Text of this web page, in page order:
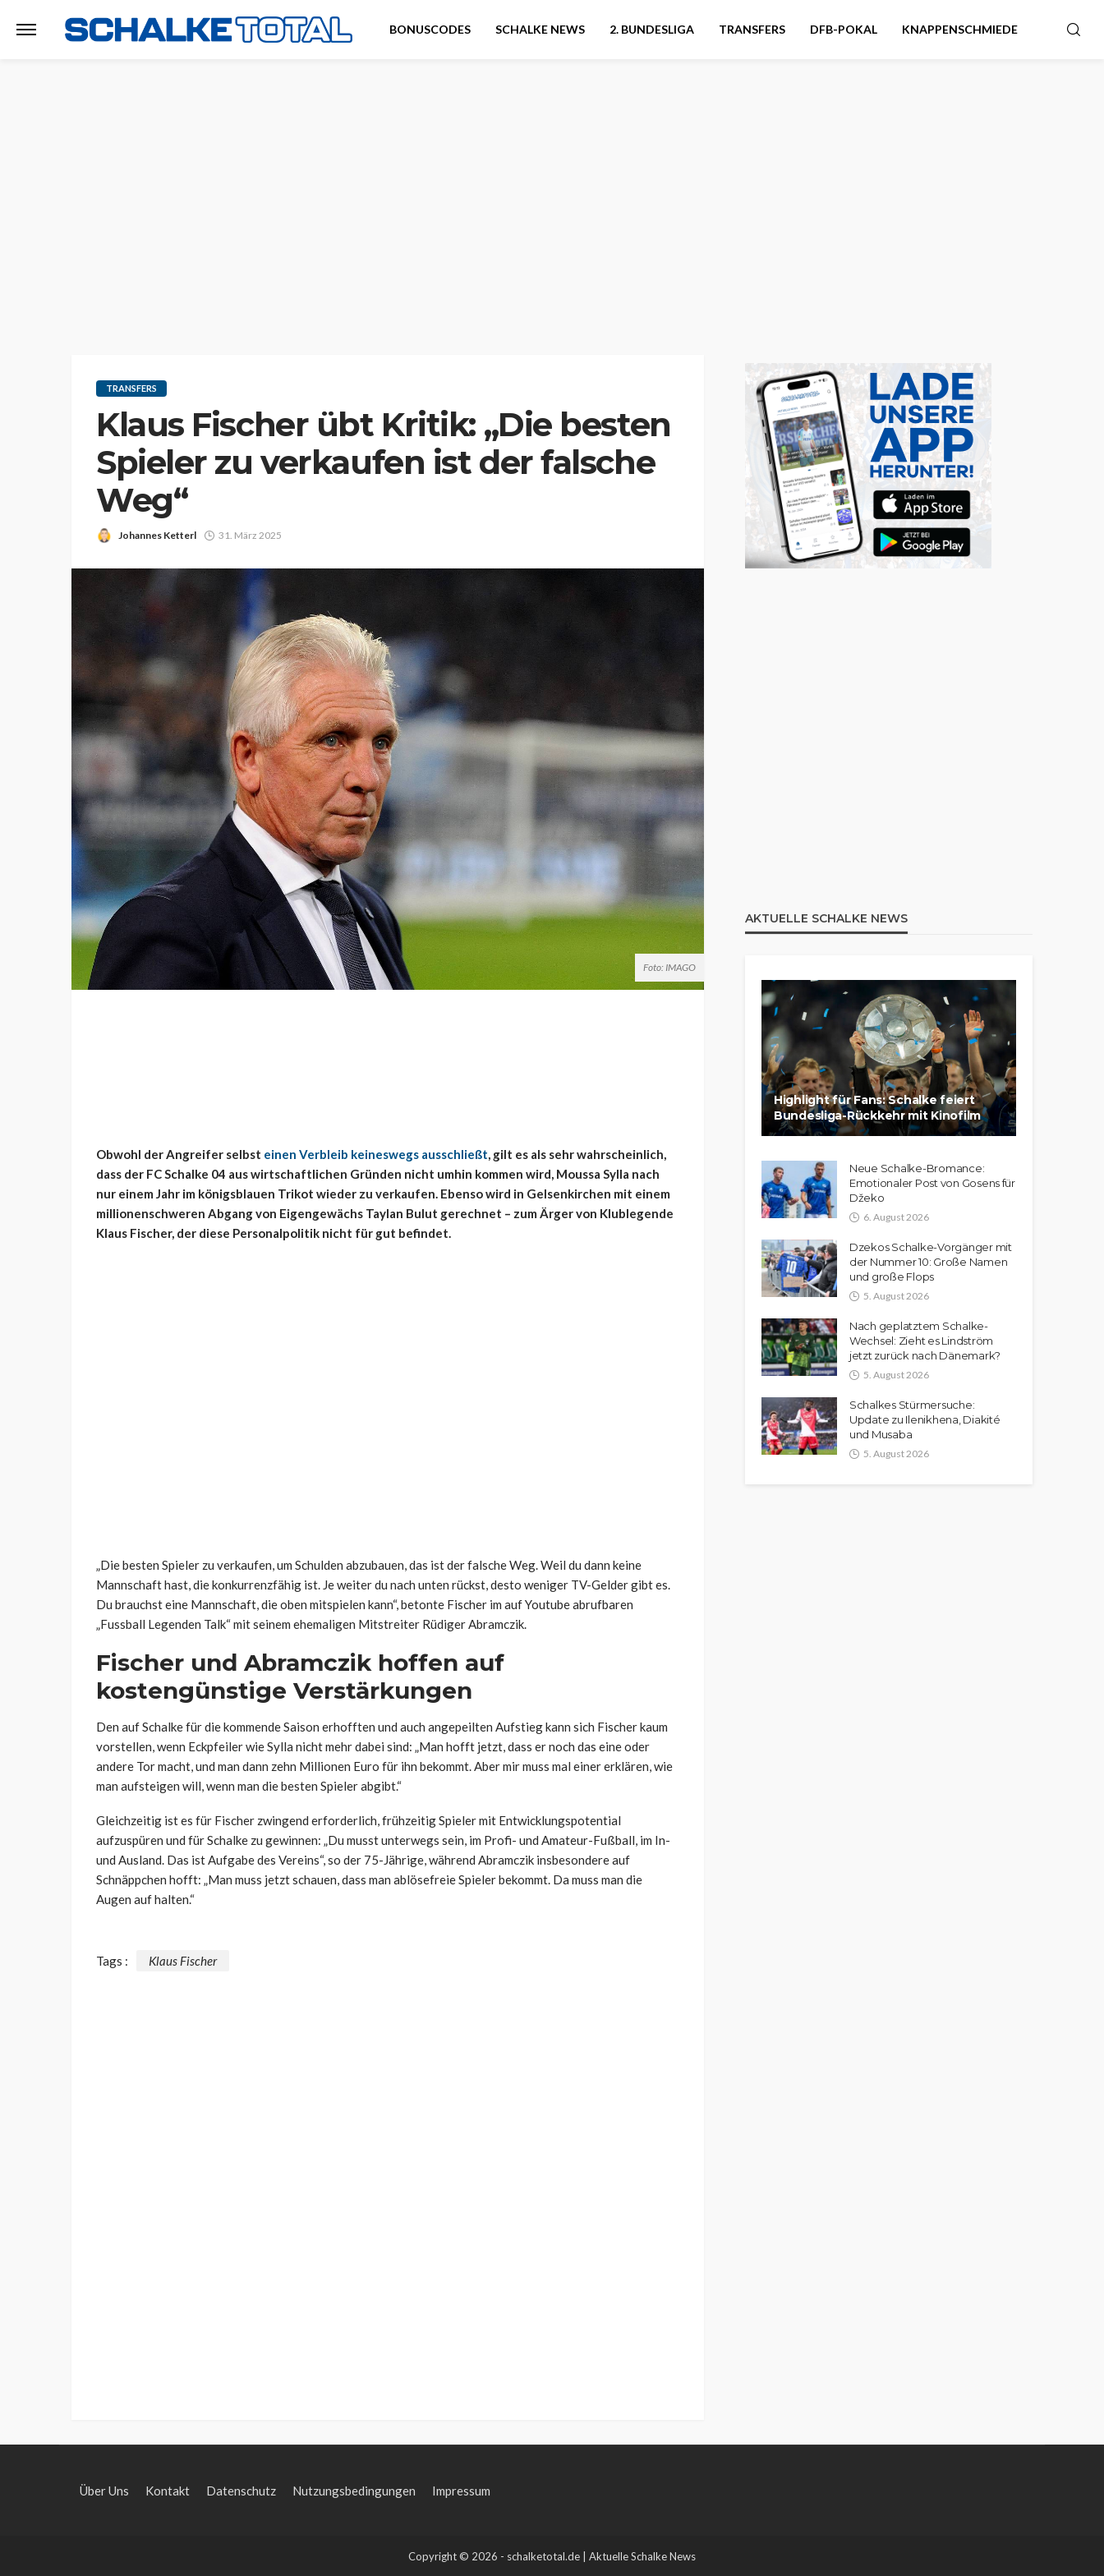
BONUSCODES SCHALKE NEWS 2. BUNDESLIGA TRANSFERS DFB-POKAL KNAPPENSCHMIEDE
TRANSFERS
Klaus Fischer übt Kritik: „Die besten
Spieler zu verkaufen ist der falsche
Weg“
Johannes Ketterl 31. März 2025
Foto: IMAGO
Obwohl der Angreifer selbst einen Verbleib keineswegs ausschließt, gilt es als sehr wahrscheinlich,
dass der FC Schalke 04 aus wirtschaftlichen Gründen nicht umhin kommen wird, Moussa Sylla nach
nur einem Jahr im königsblauen Trikot wieder zu verkaufen. Ebenso wird in Gelsenkirchen mit einem
millionenschweren Abgang von Eigengewächs Taylan Bulut gerechnet – zum Ärger von Klublegende
Klaus Fischer, der diese Personalpolitik nicht für gut befindet.
„Die besten Spieler zu verkaufen, um Schulden abzubauen, das ist der falsche Weg. Weil du dann keine
Mannschaft hast, die konkurrenzfähig ist. Je weiter du nach unten rückst, desto weniger TV-Gelder gibt es.
Du brauchst eine Mannschaft, die oben mitspielen kann“, betonte Fischer im auf Youtube abrufbaren
„Fussball Legenden Talk“ mit seinem ehemaligen Mitstreiter Rüdiger Abramczik.
Fischer und Abramczik hoffen auf
kostengünstige Verstärkungen
Den auf Schalke für die kommende Saison erhofften und auch angepeilten Aufstieg kann sich Fischer kaum
vorstellen, wenn Eckpfeiler wie Sylla nicht mehr dabei sind: „Man hofft jetzt, dass er noch das eine oder
andere Tor macht, und man dann zehn Millionen Euro für ihn bekommt. Aber mir muss mal einer erklären, wie
man aufsteigen will, wenn man die besten Spieler abgibt.“
Gleichzeitig ist es für Fischer zwingend erforderlich, frühzeitig Spieler mit Entwicklungspotential
aufzuspüren und für Schalke zu gewinnen: „Du musst unterwegs sein, im Profi- und Amateur-Fußball, im In-
und Ausland. Das ist Aufgabe des Vereins“, so der 75-Jährige, während Abramczik insbesondere auf
Schnäppchen hofft: „Man muss jetzt schauen, dass man ablösefreie Spieler bekommt. Da muss man die
Augen auf halten.“
Tags : Klaus Fischer
AKTUELLE SCHALKE NEWS
Highlight für Fans: Schalke feiert
Bundesliga-Rückkehr mit Kinofilm
Neue Schalke-Bromance:
Emotionaler Post von Gosens für
Džeko
6. August 2026
Dzekos Schalke-Vorgänger mit
der Nummer 10: Große Namen
und große Flops
5. August 2026
Nach geplatztem Schalke-
Wechsel: Zieht es Lindström
jetzt zurück nach Dänemark?
5. August 2026
Schalkes Stürmersuche:
Update zu Ilenikhena, Diakité
und Musaba
5. August 2026
Über Uns Kontakt Datenschutz Nutzungsbedingungen Impressum
Copyright © 2026 - schalketotal.de | Aktuelle Schalke News